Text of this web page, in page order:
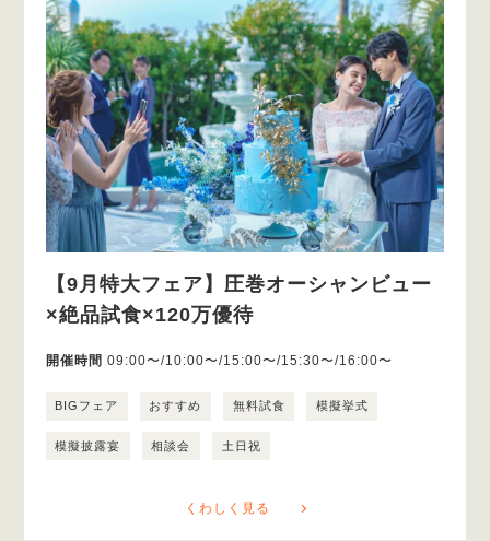
【9月特大フェア】圧巻オーシャンビュー
×絶品試食×120万優待
開催時間 09:00〜/10:00〜/15:00〜/15:30〜/16:00〜
BIGフェア おすすめ 無料試食 模擬挙式
模擬披露宴 相談会 土日祝
くわしく見る